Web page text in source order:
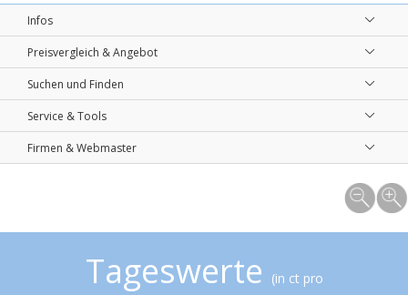
Infos
Preisvergleich & Angebot
Suchen und Finden
Service & Tools
Firmen & Webmaster
Tageswerte (in ct pro